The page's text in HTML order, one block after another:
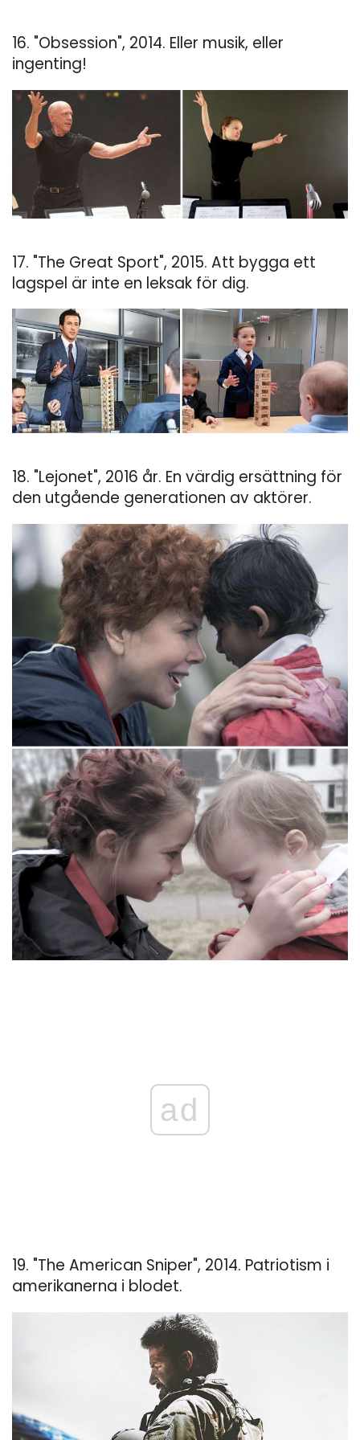
16. "Obsession", 2014. Eller musik, eller
ingenting!
17. "The Great Sport", 2015. Att bygga ett
lagspel är inte en leksak för dig.
18. "Lejonet", 2016 år. En värdig ersättning för
den utgående generationen av aktörer.
ad
19. "The American Sniper", 2014. Patriotism i
amerikanerna i blodet.